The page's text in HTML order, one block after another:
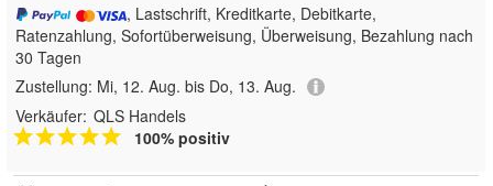
, Lastschrift, Kreditkarte, Debitkarte,
Ratenzahlung, Sofortüberweisung, Überweisung, Bezahlung nach
30 Tagen
Zustellung: Mi, 12. Aug. bis Do, 13. Aug.
Verkäufer: QLS Handels
100% positiv